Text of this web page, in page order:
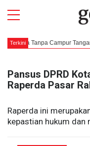
Terkini
Tanpa Campur Tangan Asing
Pansus DPRD
Raperda Pasar
Raperda ini
kepastian hukum dan